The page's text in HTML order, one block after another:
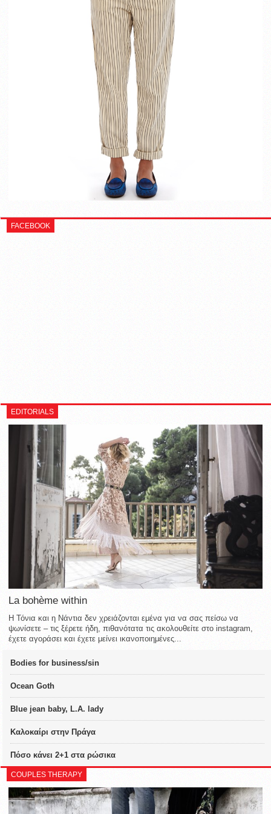
FACEBOOK
EDITORIALS
La bohème within
Η Τόνια και η Νάντια δεν χρειάζονται εμένα για να σας πείσω να
ψωνίσετε – τις ξέρετε ήδη, πιθανότατα τις ακολουθείτε στο instagram,
έχετε αγοράσει και έχετε μείνει ικανοποιημένες...
Bodies for business/sin
Ocean Goth
Blue jean baby, L.A. lady
Καλοκαίρι στην Πράγα
Πόσο κάνει 2+1 στα ρώσικα
COUPLES THERAPY